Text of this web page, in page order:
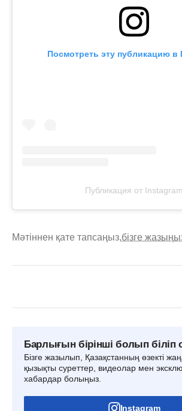
Посмотреть эту публикацию в
Публикация от Instagram
Мәтіннен қате тапсаңыз,бізге
Барлығын бірінші болып
Бізге жазылып, Қазақстанның өзекті
қызықты суреттер, видеолар мен
хабардар болыңыз.
Instagram